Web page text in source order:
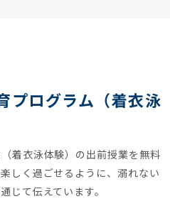
ログラム（着衣泳
着衣泳体験）の出前授業を無料
しく過ごせるように、溺れない
じて伝えています。